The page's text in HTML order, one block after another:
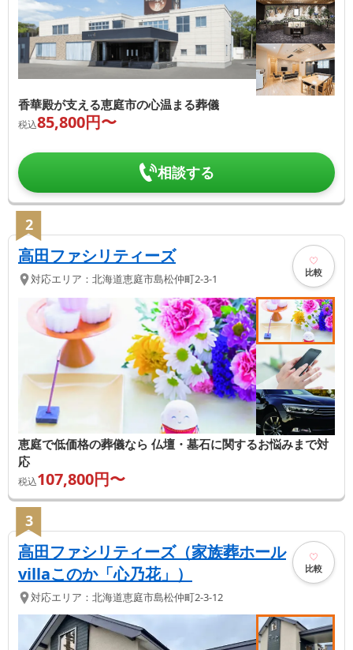
香華殿が支える恵庭市の心温まる葬儀
税込85,800円〜
相談する
2
高田ファシリティーズ
対応エリア： 北海道恵庭市島松仲町2-3-1 比較
恵庭で低価格の葬儀なら 仏壇・墓石に関するお悩みまで対
応
税込107,800円〜
3
高田ファシリティーズ（家族葬ホール
villaこのか「心乃花」）
対応エリア： 北海道恵庭市島松仲町2-3-12
比較